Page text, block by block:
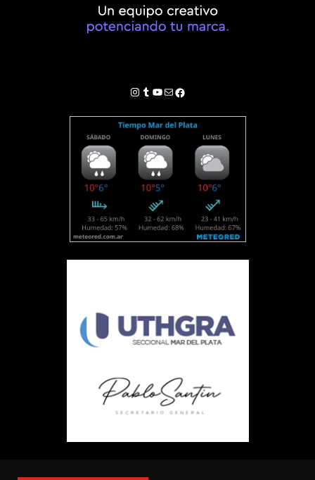
Instagram
Tumblr
YouTube
Correo electrónico
Facebook